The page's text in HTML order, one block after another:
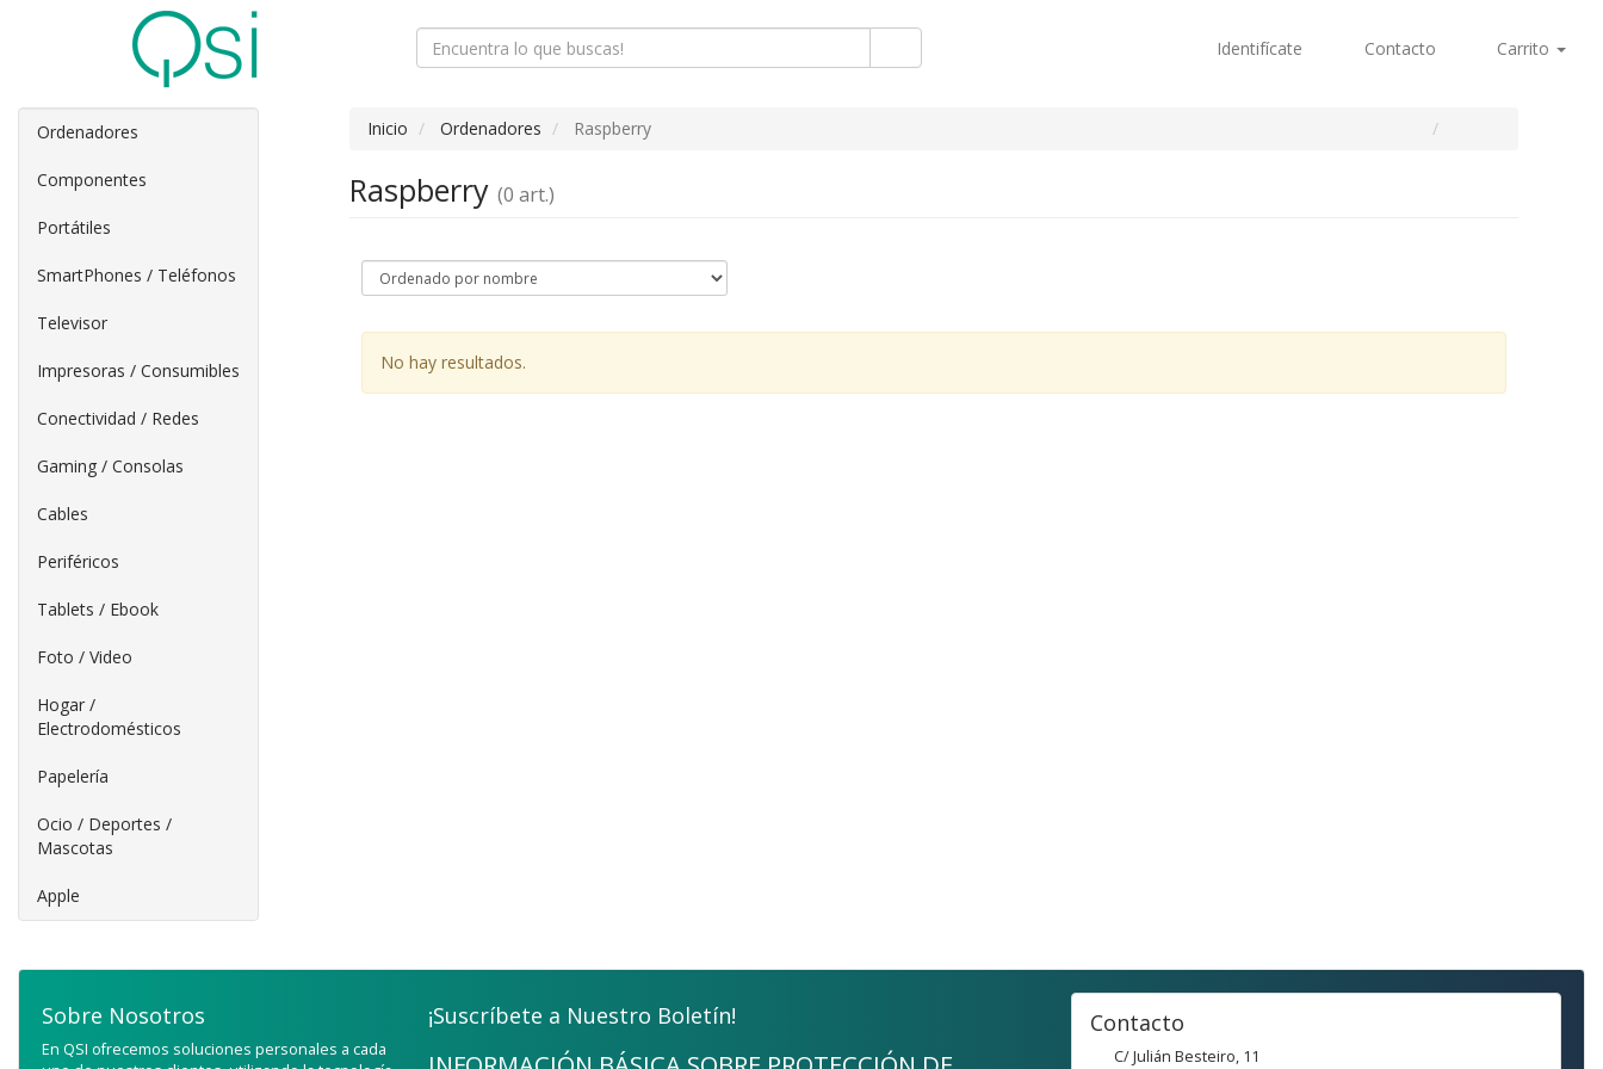
Identifícate Contacto Carrito
Ordenadores
Componentes
Portátiles
SmartPhones / Teléfonos
Televisor
Impresoras / Consumibles
Conectividad / Redes
Gaming / Consolas
Cables
Periféricos
Tablets / Ebook
Foto / Video
Hogar /
Electrodomésticos
Papelería
Ocio / Deportes /
Mascotas
Apple
Inicio Ordenadores Raspberry
Raspberry (0 art.)
No hay resultados.
Sobre Nosotros
En QSI ofrecemos soluciones personales a cada
¡Suscríbete a Nuestro Boletín! Contacto
C/ Julián Besteiro, 11